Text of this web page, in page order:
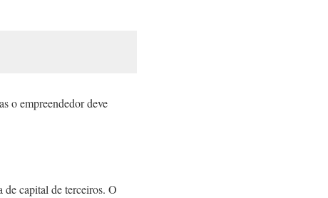
o empreendedor deve
de capital de terceiros. O